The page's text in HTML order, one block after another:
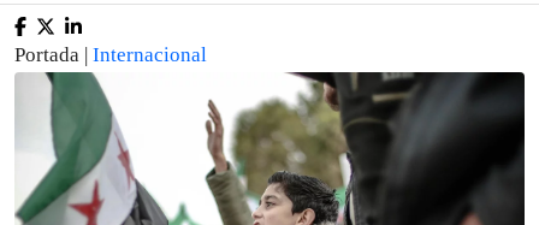
Portada | Internacional